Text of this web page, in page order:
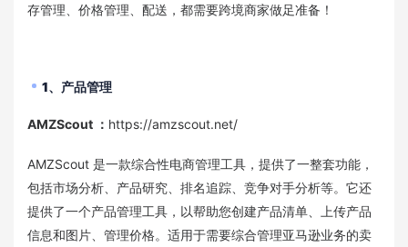
存管理、价格管理、配送，都需要跨境商家做足准备！
1、产品管理
AMZScout ： https://amzscout.net/
AMZScout 是一款综合性电商管理工具，提供了一整套功能，
包括市场分析、产品研究、排名追踪、竞争对手分析等。它还
提供了一个产品管理工具，以帮助您创建产品清单、上传产品
信息和图片、管理价格。适用于需要综合管理亚马逊业务的卖